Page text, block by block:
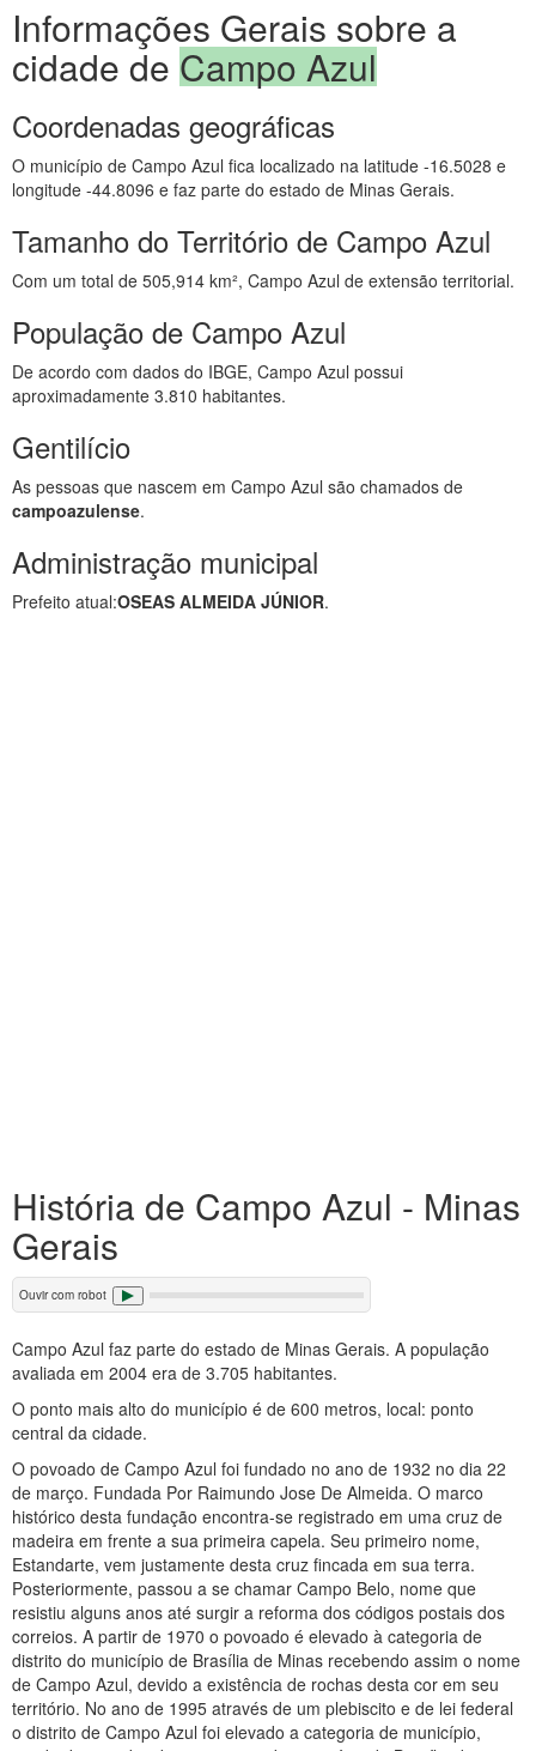
Informações Gerais sobre a
cidade de Campo Azul
Coordenadas geográficas
O município de Campo Azul fica localizado na latitude -16.5028 e
longitude -44.8096 e faz parte do estado de Minas Gerais.
Tamanho do Território de Campo Azul
Com um total de 505,914 km², Campo Azul de extensão territorial.
População de Campo Azul
De acordo com dados do IBGE, Campo Azul possui
aproximadamente 3.810 habitantes.
Gentilício
As pessoas que nascem em Campo Azul são chamados de
campoazulense.
Administração municipal
Prefeito atual:OSEAS ALMEIDA JÚNIOR.
História de Campo Azul - Minas
Gerais
Ouvir com robot
Campo Azul faz parte do estado de Minas Gerais. A população
avaliada em 2004 era de 3.705 habitantes.
O ponto mais alto do município é de 600 metros, local: ponto
central da cidade.
O povoado de Campo Azul foi fundado no ano de 1932 no dia 22
de março. Fundada Por Raimundo Jose De Almeida. O marco
histórico desta fundação encontra-se registrado em uma cruz de
madeira em frente a sua primeira capela. Seu primeiro nome,
Estandarte, vem justamente desta cruz fincada em sua terra.
Posteriormente, passou a se chamar Campo Belo, nome que
resistiu alguns anos até surgir a reforma dos códigos postais dos
correios. A partir de 1970 o povoado é elevado à categoria de
distrito do município de Brasília de Minas recebendo assim o nome
de Campo Azul, devido a existência de rochas desta cor em seu
território. No ano de 1995 através de um plebiscito e de lei federal
o distrito de Campo Azul foi elevado a categoria de município,